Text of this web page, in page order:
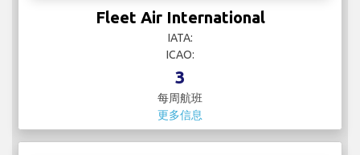
Fleet Air International
IATA:
ICAO:
3
每周航班
更多信息